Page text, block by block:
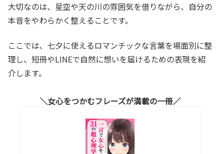
大切なのは、星空や天の川の雰囲気を借りながら、自分の
本音をやわらかく整えることです。
ここでは、七夕に使えるロマンチックな言葉を場面別に整
理し、短冊やLINEで自然に想いを届けるための表現を紹
介します。
女心をつかむフレーズが満載の一冊